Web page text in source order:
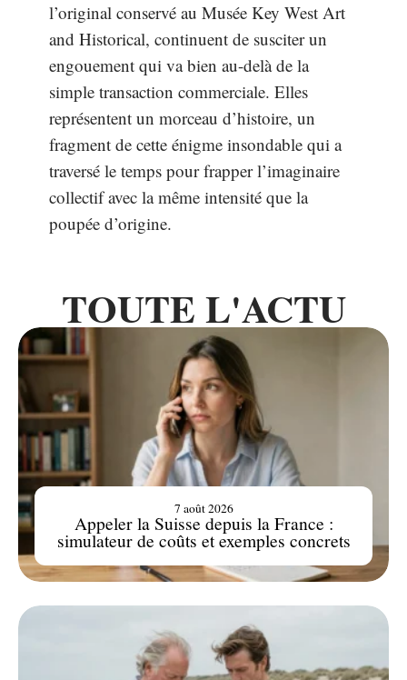
l’original conservé au Musée Key West Art
and Historical, continuent de susciter un
engouement qui va bien au-delà de la
simple transaction commerciale. Elles
représentent un morceau d’histoire, un
fragment de cette énigme insondable qui a
traversé le temps pour frapper l’imaginaire
collectif avec la même intensité que la
poupée d’origine.
TOUTE L'ACTU
Appeler la Suisse depuis la France :
simulateur de coûts et exemples concrets
7 août 2026